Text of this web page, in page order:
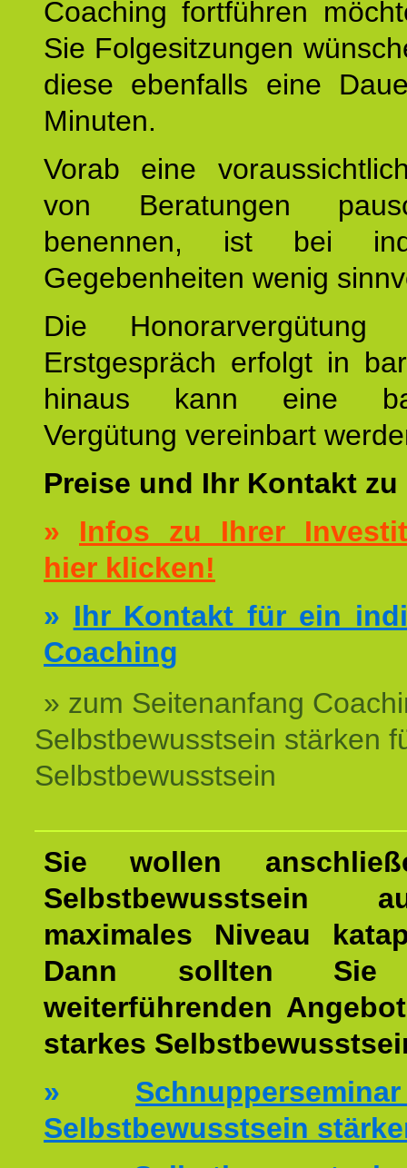
Coaching fortführen
Sie Folgesitzungen
diese ebenfalls eine
Minuten.
Vorab eine
von Beratungen
benennen, ist bei
Gegebenheiten wenig
Die
Erstgespräch erfolgt in
hinaus kann eine
Vergütung vereinbart
Preise und Ihr Kontakt
» Infos zu Ihrer
hier klicken!
» Ihr Kontakt für ein
Coaching
» zum Seitenanfang
Selbstbewusstsein stärken
Selbstbewusstsein
Sie wollen
Selbstbewusstsein
maximales Niveau
Dann sollten Sie
weiterführenden
starkes
»
Selbstbewusstsein